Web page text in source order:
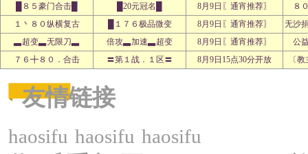
█８５豪门合击█ █20元冠名█ 8月9日〖通宵推荐〗
８
１丶８０纵横复古
█１７６极品微变 8月9日〖通宵推荐〗
无沙
▃超变▃无限刀▃
倍攻▃加速▃超变 8月9日〖通宵推荐〗
公
７６╋８０．合击
〓第１战．１区〓 8月9日15点30分开放 〔
友情链接
haosifu haosifu haosifu